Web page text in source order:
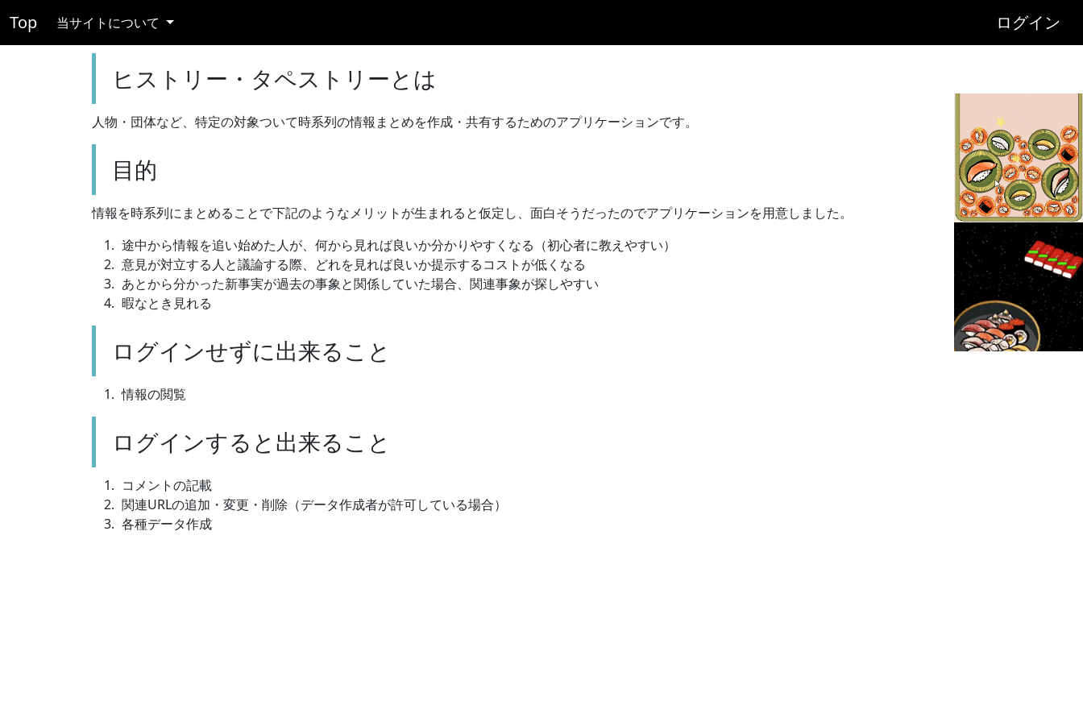
Top 当サイトについて ログイン
ヒストリー・タペストリーとは
人物・団体など、特定の対象ついて時系列の情報まとめを作成・共有するためのアプリケーションです。
目的
情報を時系列にまとめることで下記のようなメリットが生まれると仮定し、面白そうだったのでアプリケーションを用意しました。
途中から情報を追い始めた人が、何から見れば良いか分かりやすくなる（初心者に教えやすい）
意見が対立する人と議論する際、どれを見れば良いか提示するコストが低くなる
あとから分かった新事実が過去の事象と関係していた場合、関連事象が探しやすい
暇なとき見れる
ログインせずに出来ること
情報の閲覧
ログインすると出来ること
コメントの記載
関連URLの追加・変更・削除（データ作成者が許可している場合）
各種データ作成